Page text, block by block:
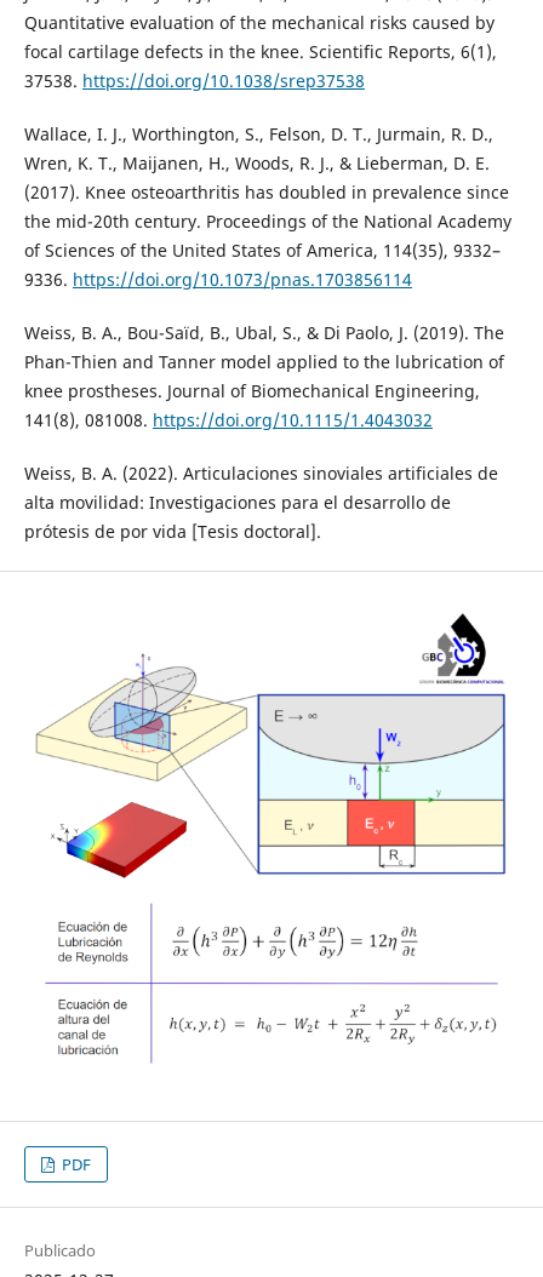
Quantitative evaluation of the mechanical risks caused by
focal cartilage defects in the knee. Scientific Reports, 6(1),
37538. https://doi.org/10.1038/srep37538
Wallace, I. J., Worthington, S., Felson, D. T., Jurmain, R. D.,
Wren, K. T., Maijanen, H., Woods, R. J., & Lieberman, D. E.
(2017). Knee osteoarthritis has doubled in prevalence since
the mid-20th century. Proceedings of the National Academy
of Sciences of the United States of America, 114(35), 9332–
9336. https://doi.org/10.1073/pnas.1703856114
Weiss, B. A., Bou-Saïd, B., Ubal, S., & Di Paolo, J. (2019). The
Phan-Thien and Tanner model applied to the lubrication of
knee prostheses. Journal of Biomechanical Engineering,
141(8), 081008. https://doi.org/10.1115/1.4043032
Weiss, B. A. (2022). Articulaciones sinoviales artificiales de
alta movilidad: Investigaciones para el desarrollo de
prótesis de por vida [Tesis doctoral].
PDF
Publicado